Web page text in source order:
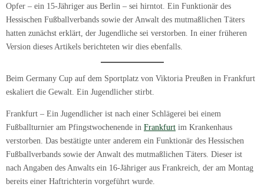
Opfer – ein 15-Jähriger aus Berlin – sei hirntot. Ein Funktionär des
Hessischen Fußballverbands sowie der Anwalt des mutmaßlichen Täters
hatten zunächst erklärt, der Jugendliche sei verstorben. In einer früheren
Version dieses Artikels berichteten wir dies ebenfalls.
Beim Germany Cup auf dem Sportplatz von Viktoria Preußen in Frankfurt
eskaliert die Gewalt. Ein Jugendlicher stirbt.
Frankfurt – Ein Jugendlicher ist nach einer Schlägerei bei einem
Fußballturnier am Pfingstwochenende in Frankfurt im Krankenhaus
verstorben. Das bestätigte unter anderem ein Funktionär des Hessischen
Fußballverbands sowie der Anwalt des mutmaßlichen Täters. Dieser ist
nach Angaben des Anwalts ein 16-Jähriger aus Frankreich, der am Montag
bereits einer Haftrichterin vorgeführt wurde.